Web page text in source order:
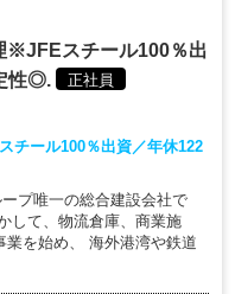
※JFEスチール100％出
性◎.
正社員
チール100％出資／年休122
プ唯一の総合建設会社で
して、物流倉庫、商業施
を始め、 海外港湾や鉄道